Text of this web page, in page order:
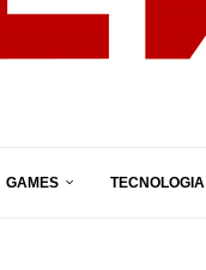
GAMES TECNOLOGIA